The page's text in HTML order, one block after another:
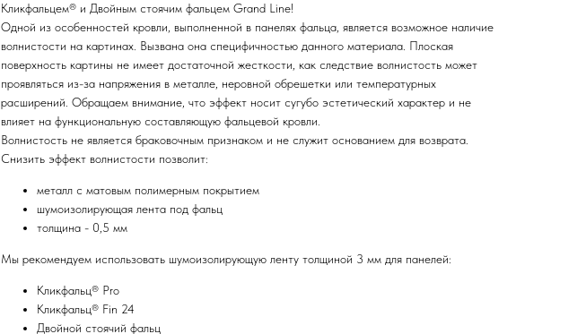
Кликфальцем® и Двойным стоячим фальцем Grand Line!
Одной из особенностей кровли, выполненной в панелях фальца, является возможное наличие
волнистости на картинах. Вызвана она специфичностью данного материала. Плоская
поверхность картины не имеет достаточной жесткости, как следствие волнистость может
проявляться из-за напряжения в металле, неровной обрешетки или температурных
расширений. Обращаем внимание, что эффект носит сугубо эстетический характер и не
влияет на функциональную составляющую фальцевой кровли.
Волнистость не является браковочным признаком и не служит основанием для возврата.
Снизить эффект волнистости позволит:
металл с матовым полимерным покрытием
шумоизолирующая лента под фальц
толщина - 0,5 мм
Мы рекомендуем использовать шумоизолирующую ленту толщиной 3 мм для панелей:
Кликфальц® Pro
Кликфальц® Fin 24
Двойной стоячий фальц